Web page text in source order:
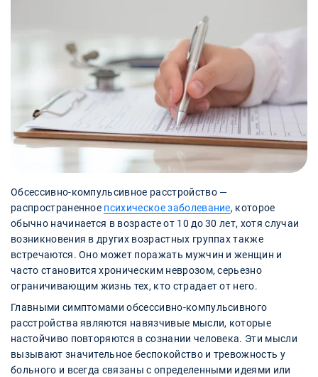
Обсессивно-компульсивное расстройство —
распространенное психическое заболевание, которое
обычно начинается в возрасте от 10 до 30 лет, хотя случаи
возникновения в других возрастных группах также
встречаются. Оно может поражать мужчин и женщин и
часто становится хроническим неврозом, серьезно
ограничивающим жизнь тех, кто страдает от него.
Главными симптомами обсессивно-компульсивного
расстройства являются навязчивые мысли, которые
настойчиво повторяются в сознании человека. Эти мысли
вызывают значительное беспокойство и тревожность у
больного и всегда связаны с определенными идеями или